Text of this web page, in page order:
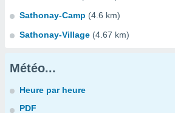
Sathonay-Camp (4.6 km)
Sathonay-Village (4.67 km)
Météo...
Heure par heure
PDF